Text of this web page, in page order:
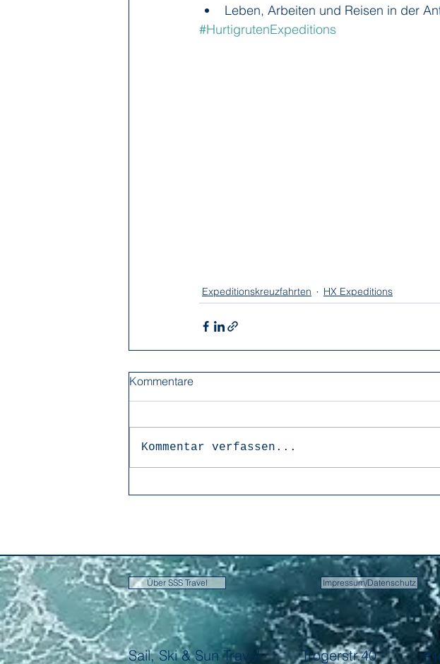
Leben, Arbeiten und Reisen in der
#HurtigrutenExpeditions
Expeditionskreuzfahrten HX Expeditions
Kommentare
Kommentar verfassen...
Über SSS Travel Impressum/Datenschutz
Sail, Ski & Sun Travel Trogerstr.40